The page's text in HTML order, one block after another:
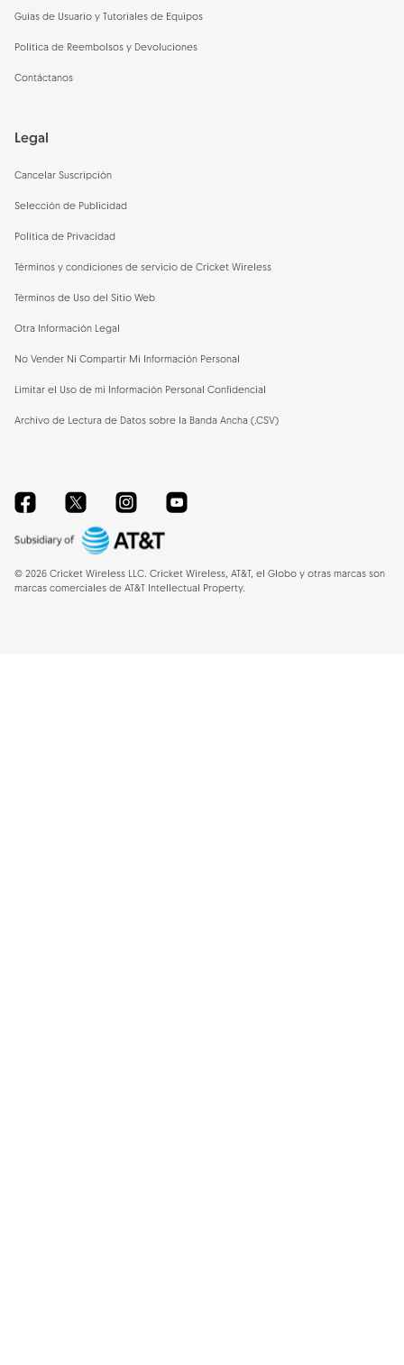
Guías de Usuario y Tutoriales de Equipos
Política de Reembolsos y Devoluciones
Contáctanos
Legal
Cancelar Suscripción
Selección de Publicidad
Política de Privacidad
Términos y condiciones de servicio de Cricket Wireless
Términos de Uso del Sitio Web
Otra Información Legal
No Vender Ni Compartir Mi Información Personal
Limitar el Uso de mi Información Personal Confidencial
Archivo de Lectura de Datos sobre la Banda Ancha (.CSV)
FacebookTwitterInstagramYouTube
© 2026 Cricket Wireless LLC. Cricket Wireless, AT&T, el Globo y otras marcas son
marcas comerciales de AT&T Intellectual Property.